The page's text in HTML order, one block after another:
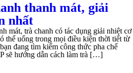
thanh mát, giải
nhất
mát, trà chanh có tác dụng giải nhiệt cơ
thể uống trong mọi điều kiện thời tiết từ
đang tìm kiếm công thức pha chế
sẽ hướng dẫn cách làm trà […]